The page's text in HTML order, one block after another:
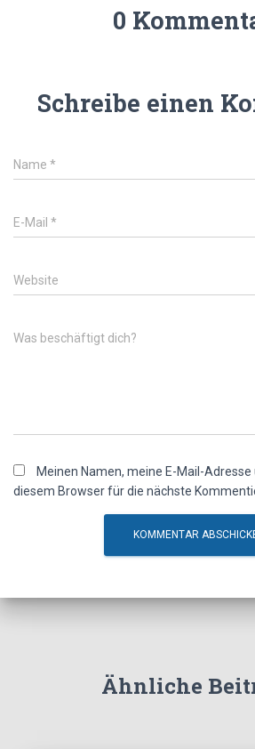
0
Schreibe einen
Name *
E-Mail *
Website
Was beschäftigt dich?
Meinen Namen, meine E-Mail-
diesem Browser für die nächste
Ähnliche